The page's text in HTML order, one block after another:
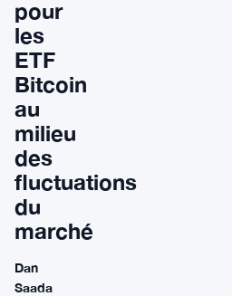
pour
les
ETF
Bitcoin
au
milieu
des
fluctuations
du
marché
Dan
Saada